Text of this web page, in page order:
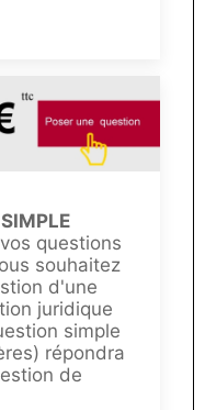
questions
souhaitez
d'une
juridique
simple
répondra
de